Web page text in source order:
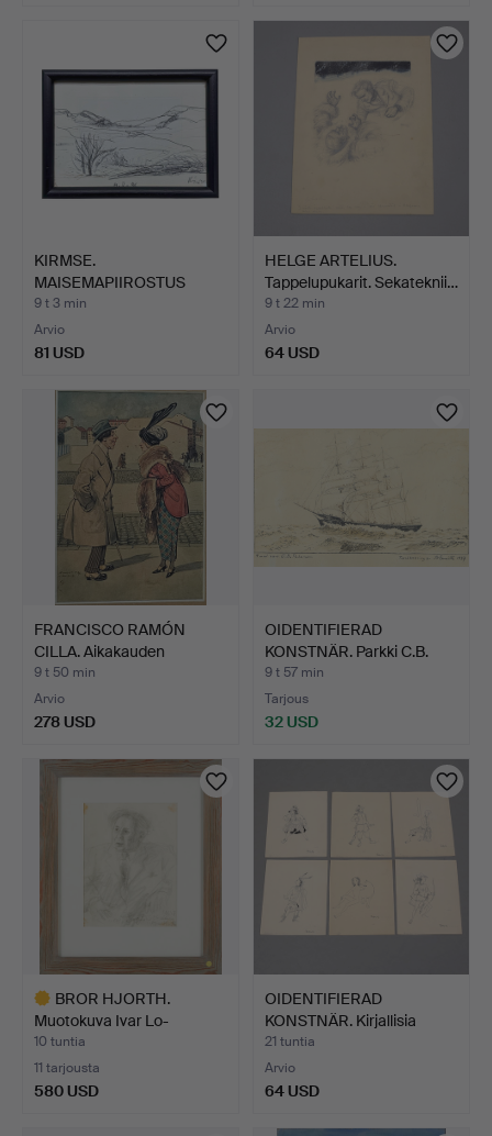
KIRMSE.
MAISEMAPIIROSTUS
PUUKEHYKSISSÄ - V…
9 t 3 min
Arvio
81 USD
HELGE ARTELIUS.
Tappelupukarit. Sekateknii…
9 t 22 min
Arvio
64 USD
FRANCISCO RAMÓN
CILLA. Aikakauden
hahmoja.…
9 t 50 min
Arvio
278 USD
OIDENTIFIERAD
KONSTNÄR. Parkki C.B.
Peders…
9 t 57 min
Tarjous
32 USD
BROR HJORTH.
Muotokuva Ivar Lo-
Johanssonis…
10 tuntia
11 tarjousta
580 USD
OIDENTIFIERAD
KONSTNÄR. Kirjallisia
hahmoj…
21 tuntia
Arvio
64 USD